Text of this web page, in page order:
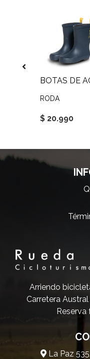
RODA
$ 20.990
Arriendo
Carretera
La Paz